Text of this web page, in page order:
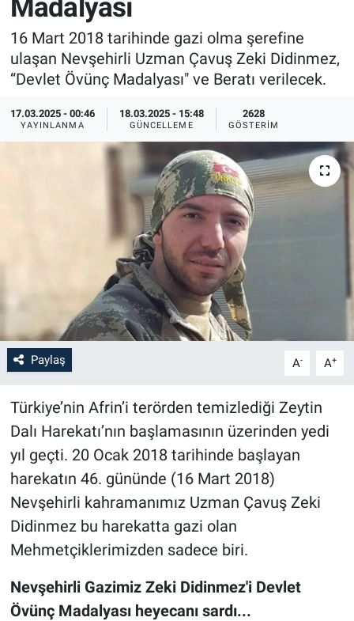
Madalyası
16 Mart 2018 tarihinde gazi olma şerefine
ulaşan Nevşehirli Uzman Çavuş Zeki Didinmez,
“Devlet Övünç Madalyası" ve Beratı verilecek.
17.03.2025 - 00:46
YAYINLANMA
18.03.2025 - 15:48
GÜNCELLEME
2628
GÖSTERIM
Paylaş A- A+
Türkiye’nin Afrin’i terörden temizlediği Zeytin
Dalı Harekatı’nın başlamasının üzerinden yedi
yıl geçti. 20 Ocak 2018 tarihinde başlayan
harekatın 46. gününde (16 Mart 2018)
Nevşehirli kahramanımız Uzman Çavuş Zeki
Didinmez bu harekatta gazi olan
Mehmetçiklerimizden sadece biri.
Nevşehirli Gazimiz Zeki Didinmez'i Devlet
Övünç Madalyası heyecanı sardı...
Sağlık
Yerel
Genel
İlan - Duyuru- Mesaj
Türkiye Gündemi
Sizden Gelenler
3.Sayfa
Medya
Teknoloji
Röportaj
Kayseri
Niğde
Aksaray
İlan - Duyuru- Mesaj
Türkiye Gündemi
Sizden Gelenler